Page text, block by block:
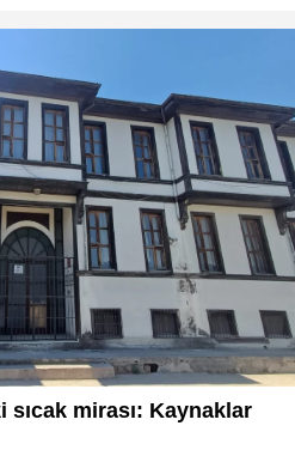
sıcak mirası: Kaynaklar